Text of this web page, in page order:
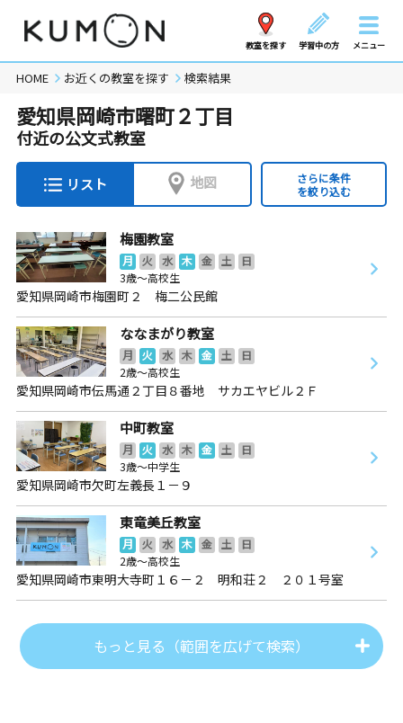
教室を探す 学習中の方 メニュー
HOME お近くの教室を探す 検索結果
愛知県岡崎市曙町２丁目
付近の公文式教室
リスト 地図
さらに条件
を絞り込む
梅園教室
月 火 水 木 金 土
日
3歳～高校生
愛知県岡崎市梅園町２ 梅二公民館
ななまがり教室
月 火 水 木 金 土
日
2歳～高校生
愛知県岡崎市伝馬通２丁目８番地 サカエヤビル２Ｆ
中町教室
月 火 水 木 金 土
日
3歳～中学生
愛知県岡崎市欠町左義長１－９
東竜美丘教室
月 火 水 木 金 土
日
2歳～高校生
愛知県岡崎市東明大寺町１６－２ 明和荘２ ２０１号室
もっと見る（範囲を広げて検索）